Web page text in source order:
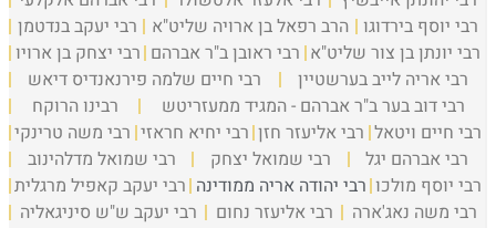
רבי יוסף בירדוגו הרב רפאל בן ארויה שליט"א
רבי יעקב בנדטמן
רבי יונתן בן צור שליט"א רבי ראובן ב"ר אברהם רבי יצחק בן ארויו
רבי אריה לייב בערשטיין
רבי חיים שלמה פירנאנדיס דיאש
רבי דוב בער ב"ר אברהם - המגיד ממעזריטש
רבינו הרוקח
רבי חיים ויטאל רבי אליעזר חזן רבי יחיא חראזי רבי משה טרינקי
רבי אברהם יגל
רבי שמואל יצחק
רבי שמואל מדלהינוב
רבי יוסף מולכו רבי יהודה אריה ממודינה רבי יעקב קאפיל מרגלית
רבי משה נאג'ארה
רבי אליעזר נחום
רבי יעקב ש"ש סיניגאליה